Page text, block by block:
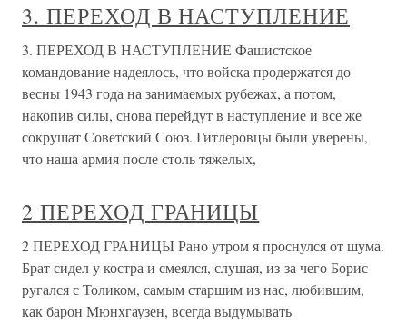
3. ПЕРЕХОД В НАСТУПЛЕНИЕ
3. ПЕРЕХОД В НАСТУПЛЕНИЕ Фашистское
командование надеялось, что войска продержатся до
весны 1943 года на занимаемых рубежах, а потом,
накопив силы, снова перейдут в наступление и все же
сокрушат Советский Союз. Гитлеровцы были уверены,
что наша армия после столь тяжелых,
2 ПЕРЕХОД ГРАНИЦЫ
2 ПЕРЕХОД ГРАНИЦЫ Рано утром я проснулся от шума.
Брат сидел у костра и смеялся, слушая, из-за чего Борис
ругался с Толиком, самым старшим из нас, любившим,
как барон Мюнхгаузен, всегда выдумывать